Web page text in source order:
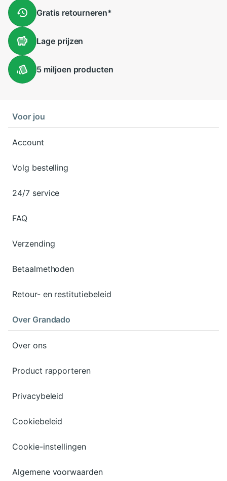
Gratis retourneren*
Lageprijzen
5 miljoen producten
Voor jou
Account
Volg bestelling
24/7 service
FAQ
Verzending
Betaalmethoden
Retour- en restitutiebeleid
Over Grandado
Over ons
Product rapporteren
Privacybeleid
Cookiebeleid
Cookie-instellingen
Algemene voorwaarden